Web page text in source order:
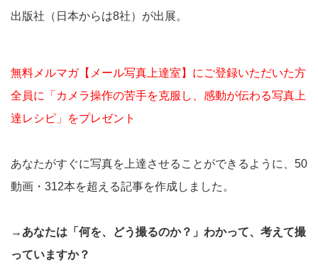
出版社（日本からは8社）が出展。
無料メルマガ【メール写真上達室】にご登録いただいた方
全員に「カメラ操作の苦手を克服し、感動が伝わる写真上
達レシピ」をプレゼント
あなたがすぐに写真を上達させることができるように、50
動画・312本を超える記事を作成しました。
→あなたは「何を、どう撮るのか？」わかって、考えて撮
っていますか？